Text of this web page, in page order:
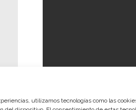
utilizamos tecnologías como las